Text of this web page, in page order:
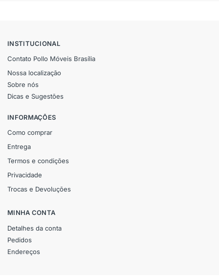
INSTITUCIONAL
Contato Pollo Móveis Brasília
Nossa localização
Sobre nós
Dicas e Sugestões
INFORMAÇÕES
Como comprar
Entrega
Termos e condições
Privacidade
Trocas e Devoluções
MINHA CONTA
Detalhes da conta
Pedidos
Endereços